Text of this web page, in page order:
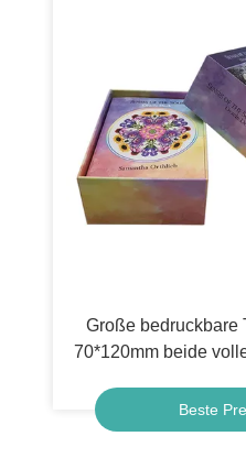
Große bedruckbare
70*120mm beide
Beste